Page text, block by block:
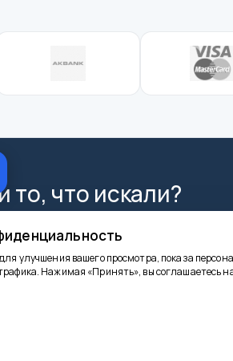
то, что искали?
улучшения вашего просмотра, показа
Нажимая «Принять», вы соглашаетесь